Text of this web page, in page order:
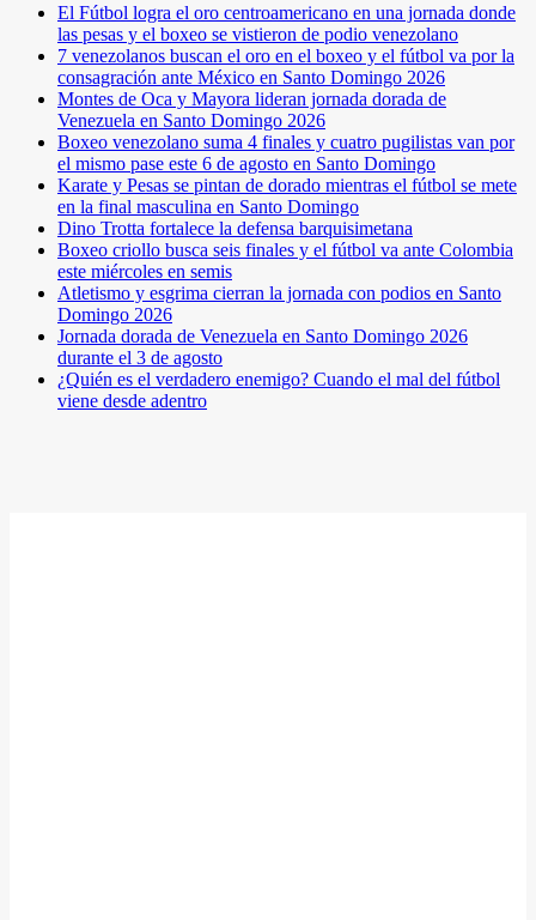
El Fútbol logra el oro centroamericano en una jornada donde
las pesas y el boxeo se vistieron de podio venezolano
7 venezolanos buscan el oro en el boxeo y el fútbol va por la
consagración ante México en Santo Domingo 2026
Montes de Oca y Mayora lideran jornada dorada de
Venezuela en Santo Domingo 2026
Boxeo venezolano suma 4 finales y cuatro pugilistas van por
el mismo pase este 6 de agosto en Santo Domingo
Karate y Pesas se pintan de dorado mientras el fútbol se mete
en la final masculina en Santo Domingo
Dino Trotta fortalece la defensa barquisimetana
Boxeo criollo busca seis finales y el fútbol va ante Colombia
este miércoles en semis
Atletismo y esgrima cierran la jornada con podios en Santo
Domingo 2026
Jornada dorada de Venezuela en Santo Domingo 2026
durante el 3 de agosto
¿Quién es el verdadero enemigo? Cuando el mal del fútbol
viene desde adentro